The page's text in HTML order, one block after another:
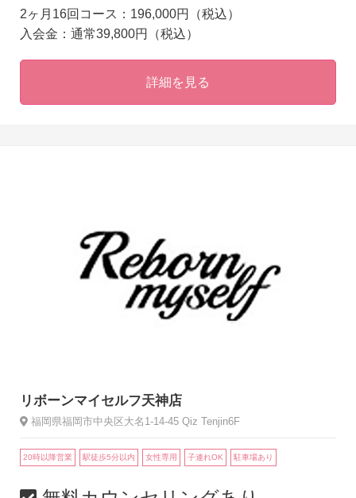
2ヶ月16回コース：196,000円（税込）
入会金：通常39,800円（税込）
詳細を見る
リボーンマイセルフ天神店
福岡県福岡市中央区大名1-14-45 Qiz Tenjin6F
20時以降営業 駅徒歩5分以内 女性専用 子連れOK 駐車場あり